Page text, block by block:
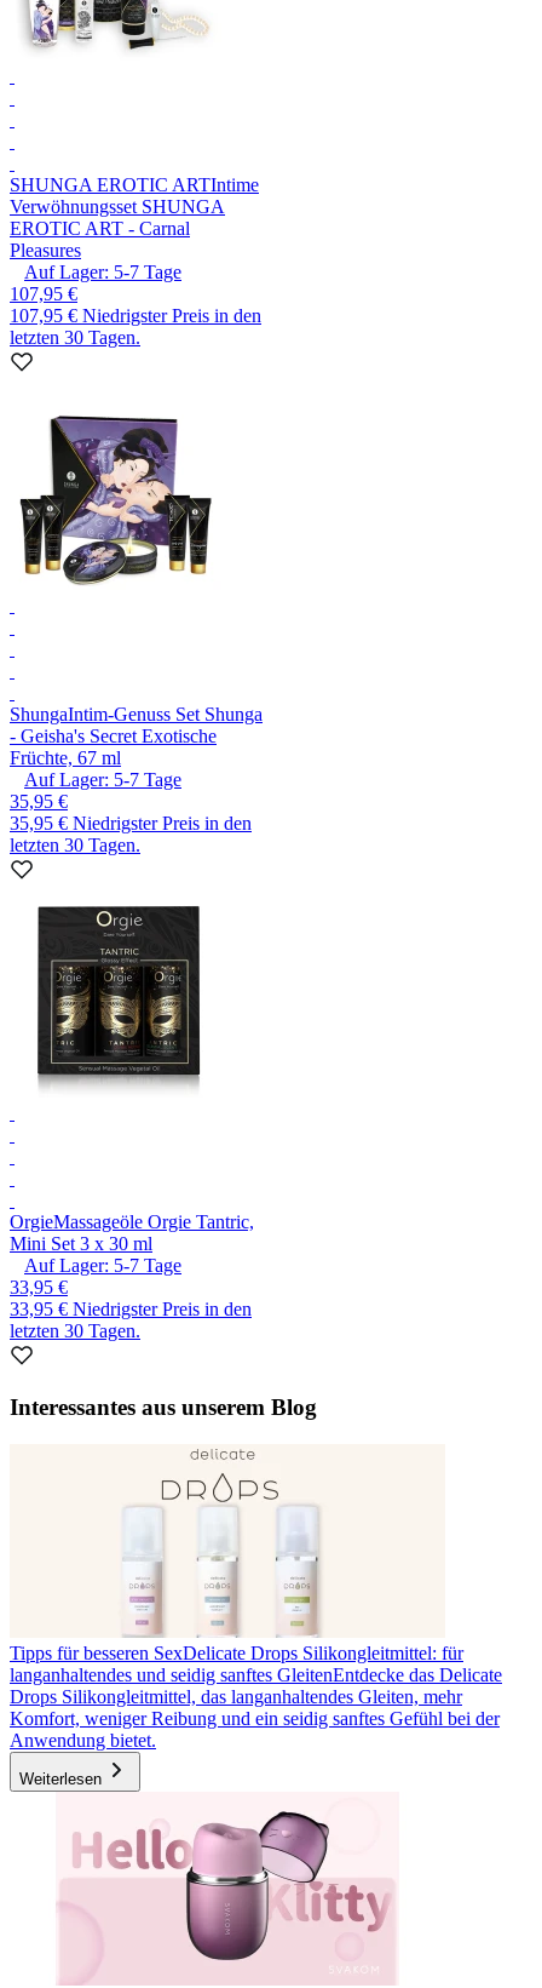
SHUNGA EROTIC ARTIntime
Verwöhnungsset SHUNGA
EROTIC ART - Carnal
Pleasures
Auf Lager: 5-7 Tage
107,95 €
107,95 € Niedrigster Preis in den
letzten 30 Tagen.
ShungaIntim-Genuss Set Shunga
- Geisha's Secret Exotische
Früchte, 67 ml
Auf Lager: 5-7 Tage
35,95 €
35,95 € Niedrigster Preis in den
letzten 30 Tagen.
OrgieMassageöle Orgie Tantric,
Mini Set 3 x 30 ml
Auf Lager: 5-7 Tage
33,95 €
33,95 € Niedrigster Preis in den
letzten 30 Tagen.
Interessantes aus unserem Blog
Tipps für besseren SexDelicate Drops Silikongleitmittel: für
langanhaltendes und seidig sanftes GleitenEntdecke das Delicate
Drops Silikongleitmittel, das langanhaltendes Gleiten, mehr
Komfort, weniger Reibung und ein seidig sanftes Gefühl bei der
Anwendung bietet.
Weiterlesen